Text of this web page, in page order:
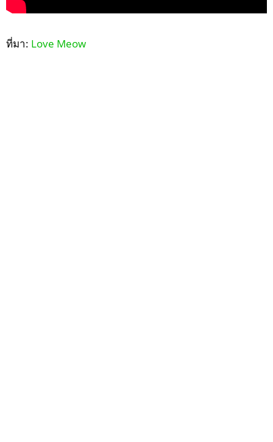
ที่มา: Love Meow